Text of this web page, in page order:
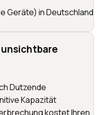
Geräte) in Deutschland
unsichtbare
Dutzende
Kapazität
kostet Ihren